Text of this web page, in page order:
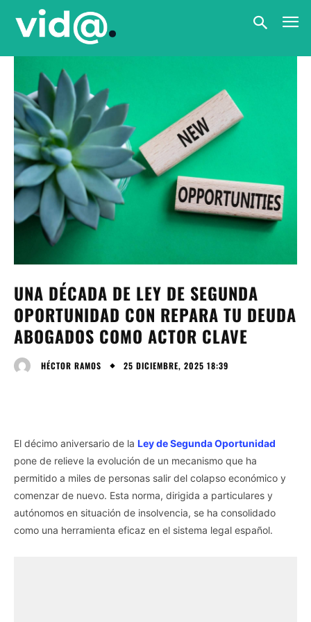
UNA DÉCADA DE LEY DE SEGUNDA
OPORTUNIDAD CON REPARA TU DEUDA
ABOGADOS COMO ACTOR CLAVE
HÉCTOR RAMOS 25 DICIEMBRE, 2025 18:39
El décimo aniversario de la Ley de Segunda Oportunidad
pone de relieve la evolución de un mecanismo que ha
permitido a miles de personas salir del colapso económico y
comenzar de nuevo. Esta norma, dirigida a particulares y
autónomos en situación de insolvencia, se ha consolidado
como una herramienta eficaz en el sistema legal español.